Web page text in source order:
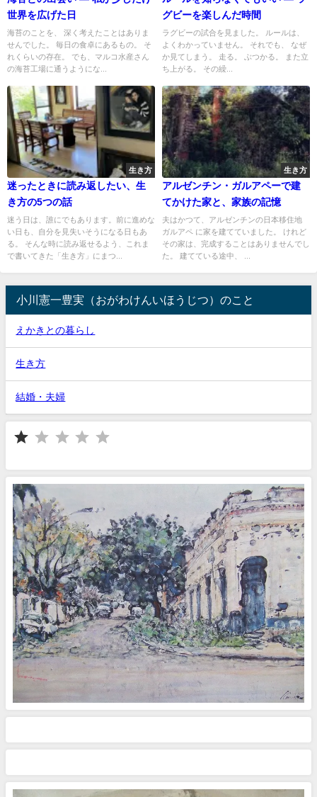
世界を広げた日
海苔のことを、 深く考えたことはありま
せんでした。 毎日の食卓にあるもの。 そ
れくらいの存在。 でも、マルコ水産さん
の海苔工場に通うようにな...
グビーを楽しんだ時間
ラグビーの試合を見ました。 ルールは、
よくわかっていません。 それでも、 なぜ
か見てしまう。 走る。 ぶつかる。 また立
ち上がる。 その繰...
生き方
迷ったときに読み返したい、生
き方の5つの話
迷う日は、誰にでもあります。前に進めな
い日も、自分を見失いそうになる日もあ
る。 そんな時に読み返せるよう、これま
で書いてきた「生き方」にまつ...
生き方
アルゼンチン・ガルアペーで建
てかけた家と、家族の記憶
夫はかつて、アルゼンチンの日本移住地
ガルアペ に家を建てていました。 けれど
その家は、完成することはありませんでし
た。 建てている途中、 ...
小川憲一豊実（おがわけんいほうじつ）のこと
えかきとの暮らし
生き方
結婚・夫婦